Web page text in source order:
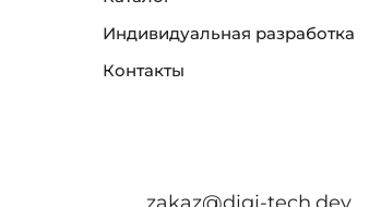
Индивидуальная разработка
Контакты